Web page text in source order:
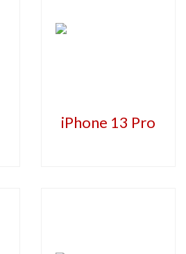
iPhone 13 Pro